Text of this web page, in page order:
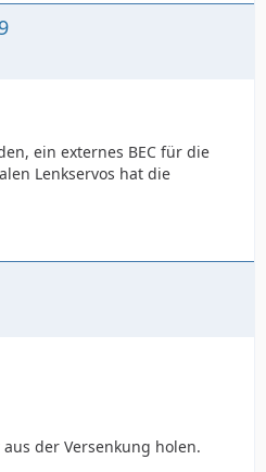
ein externes BEC für die
Lenkservos hat die
der Versenkung holen.